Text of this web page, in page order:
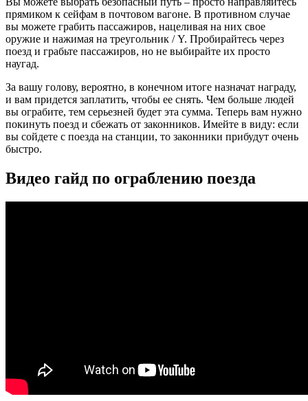
прямиком к сейфам в почтовом вагоне. В противном случае
вы можете грабить пассажиров, нацеливая на них свое
оружие и нажимая на треугольник / Y. Пробирайтесь через
поезд и грабьте пассажиров, но не выбирайте их просто
наугад.
За вашу голову, вероятно, в конечном итоге назначат награду,
и вам придется заплатить, чтобы ее снять. Чем больше людей
вы ограбите, тем серьезней будет эта сумма. Теперь вам нужно
покинуть поезд и сбежать от законников. Имейте в виду: если
вы сойдете с поезда на станции, то законники прибудут очень
быстро.
Видео гайд по ограблению поезда